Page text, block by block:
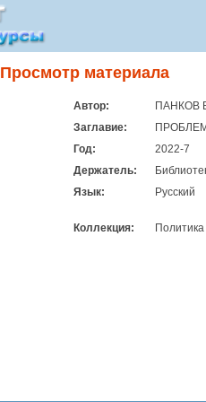
Просмотр материала
Автор:
ПАНКОВ
Заглавие:
Год:
2022-7
Держатель:
Язык:
Русский
Коллекция: Политика